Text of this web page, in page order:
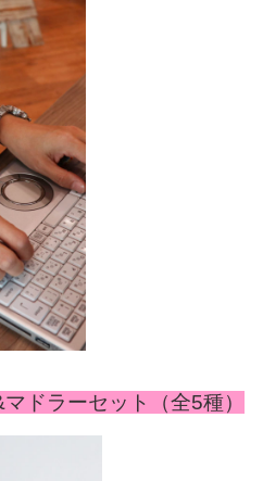
ドラーセット（全5種）